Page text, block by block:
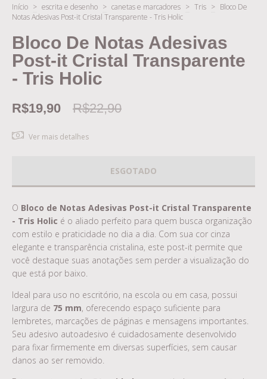
Início > escrita e desenho > canetas e marcadores > Tris > Bloco De
Notas Adesivas Post-it Cristal Transparente - Tris Holic
Bloco De Notas Adesivas
Post-it Cristal Transparente
- Tris Holic
R$19,90 R$22,90
Ver mais detalhes
O Bloco de Notas Adesivas Post-it Cristal Transparente
- Tris Holic é o aliado perfeito para quem busca organização
com estilo e praticidade no dia a dia. Com sua cor cinza
elegante e transparência cristalina, este post-it permite que
você destaque suas anotações sem perder a visualização do
que está por baixo.
Ideal para uso no escritório, na escola ou em casa, possui
largura de 75 mm, oferecendo espaço suficiente para
lembretes, marcações de páginas e mensagens importantes.
Seu adesivo autoadesivo é cuidadosamente desenvolvido
para fixar firmemente em diversas superfícies, sem causar
danos ao ser removido.